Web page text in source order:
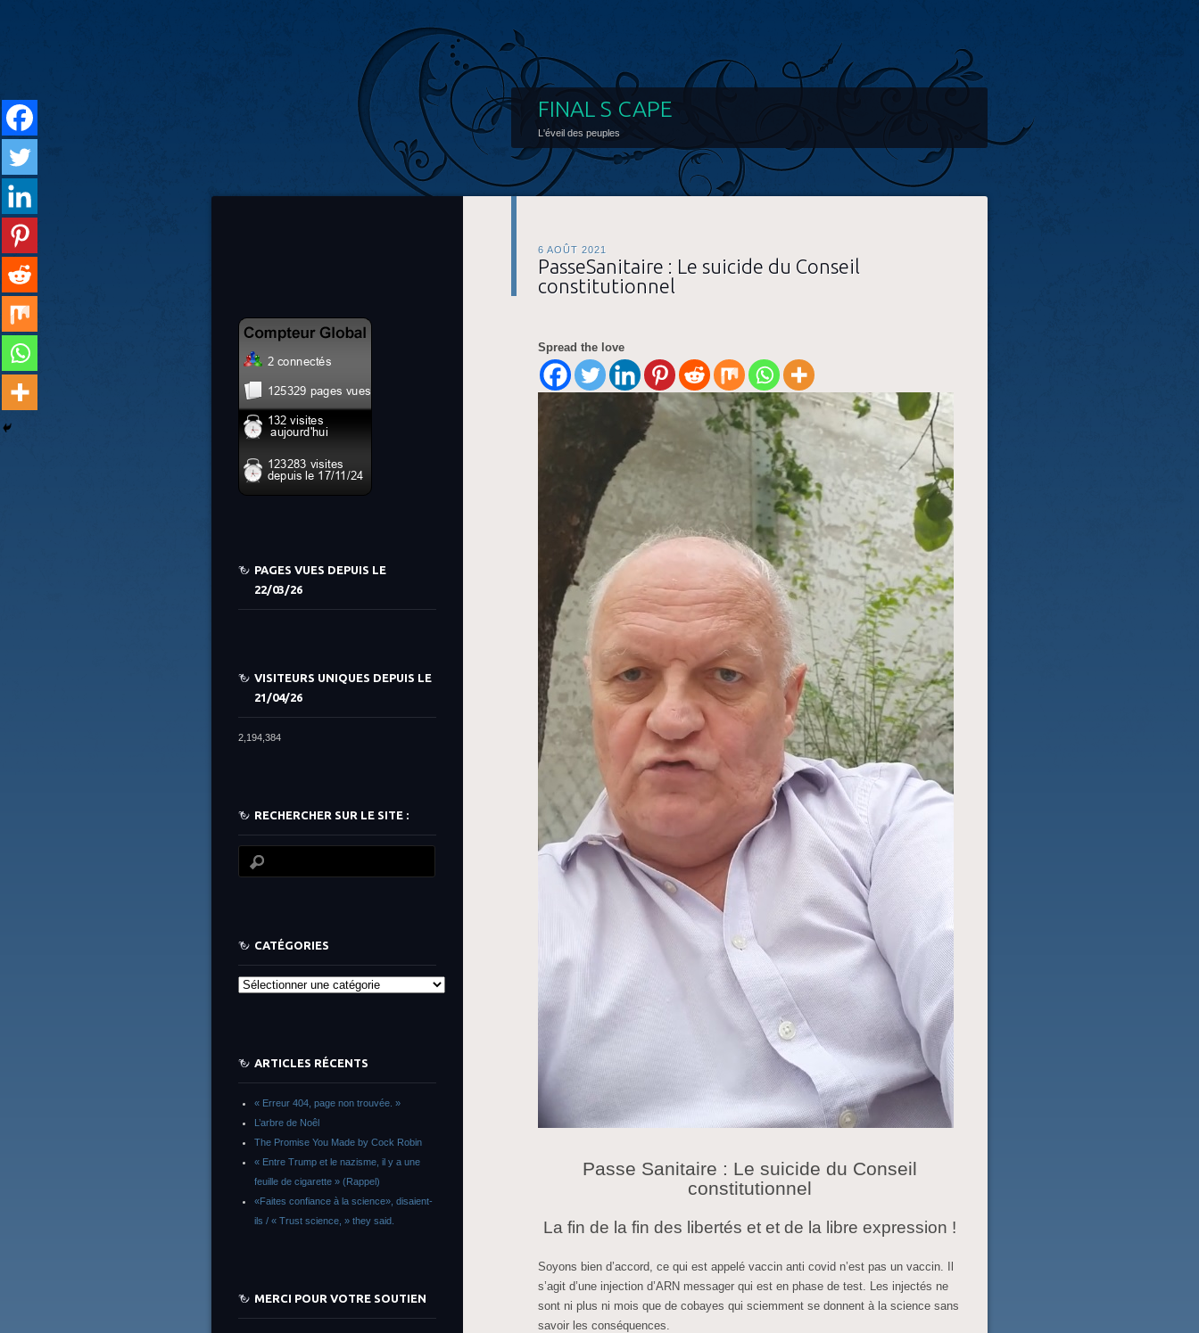
FINAL S CAPE
L'éveil des peuples
6 AOÛT 2021
PasseSanitaire : Le suicide du Conseil
constitutionnel
Spread the love
Passe Sanitaire : Le suicide du Conseil
constitutionnel
La fin de la fin des libertés et et de la libre expression !
Soyons bien d’accord, ce qui est appelé vaccin anti covid n’est pas un vaccin. Il
s’agit d’une injection d’ARN messager qui est en phase de test. Les injectés ne
sont ni plus ni mois que de cobayes qui sciemment se donnent à la science sans
savoir les conséquences.
PAGES VUES DEPUIS LE
22/03/26
VISITEURS UNIQUES DEPUIS LE
21/04/26
2,194,384
RECHERCHER SUR LE SITE :
CATÉGORIES
Catégories
ARTICLES RÉCENTS
« Erreur 404, page non trouvée. »
L’arbre de Noêl
The Promise You Made by Cock Robin
« Entre Trump et le nazisme, il y a une
feuille de cigarette » (Rappel)
«Faites confiance à la science», disaient-
ils / « Trust science, » they said.
MERCI POUR VOTRE SOUTIEN